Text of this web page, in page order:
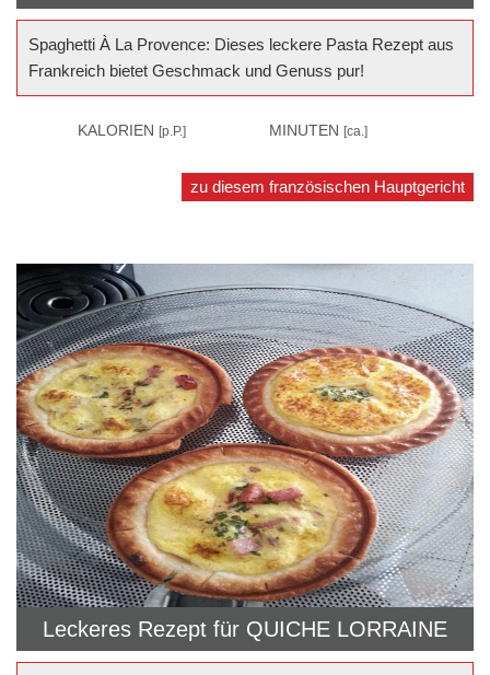
Spaghetti À La Provence: Dieses leckere Pasta Rezept aus
Frankreich bietet Geschmack und Genuss pur!
KALORIEN [p.P.] MINUTEN [ca.]
zu diesem französischen Hauptgericht
Leckeres Rezept für QUICHE LORRAINE